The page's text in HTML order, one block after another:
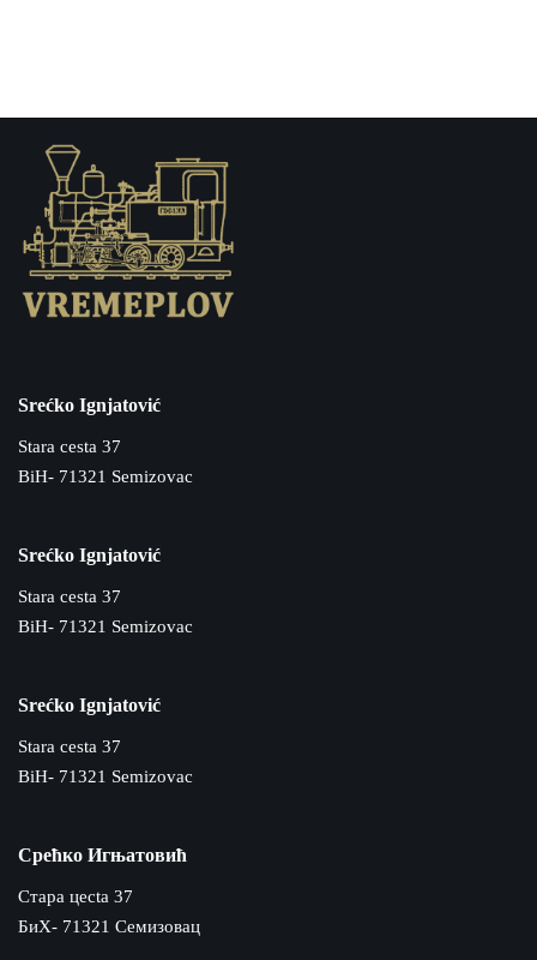
Srećko Ignjatović
Stara cesta 37
BiH- 71321 Semizovac
Srećko Ignjatović
Stara cesta 37
BiH- 71321 Semizovac
Srećko Ignjatović
Stara cesta 37
BiH- 71321 Semizovac
Срећко Игњатовић
Cтара цecta 37
БиХ- 71321 Семизовац